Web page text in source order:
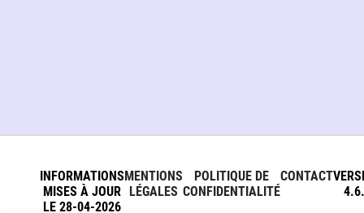
INFORMATIONS
MISES À JOUR
LE 28-04-2026
MENTIONS
LÉGALES
POLITIQUE DE
CONFIDENTIALITÉ
CONTACT